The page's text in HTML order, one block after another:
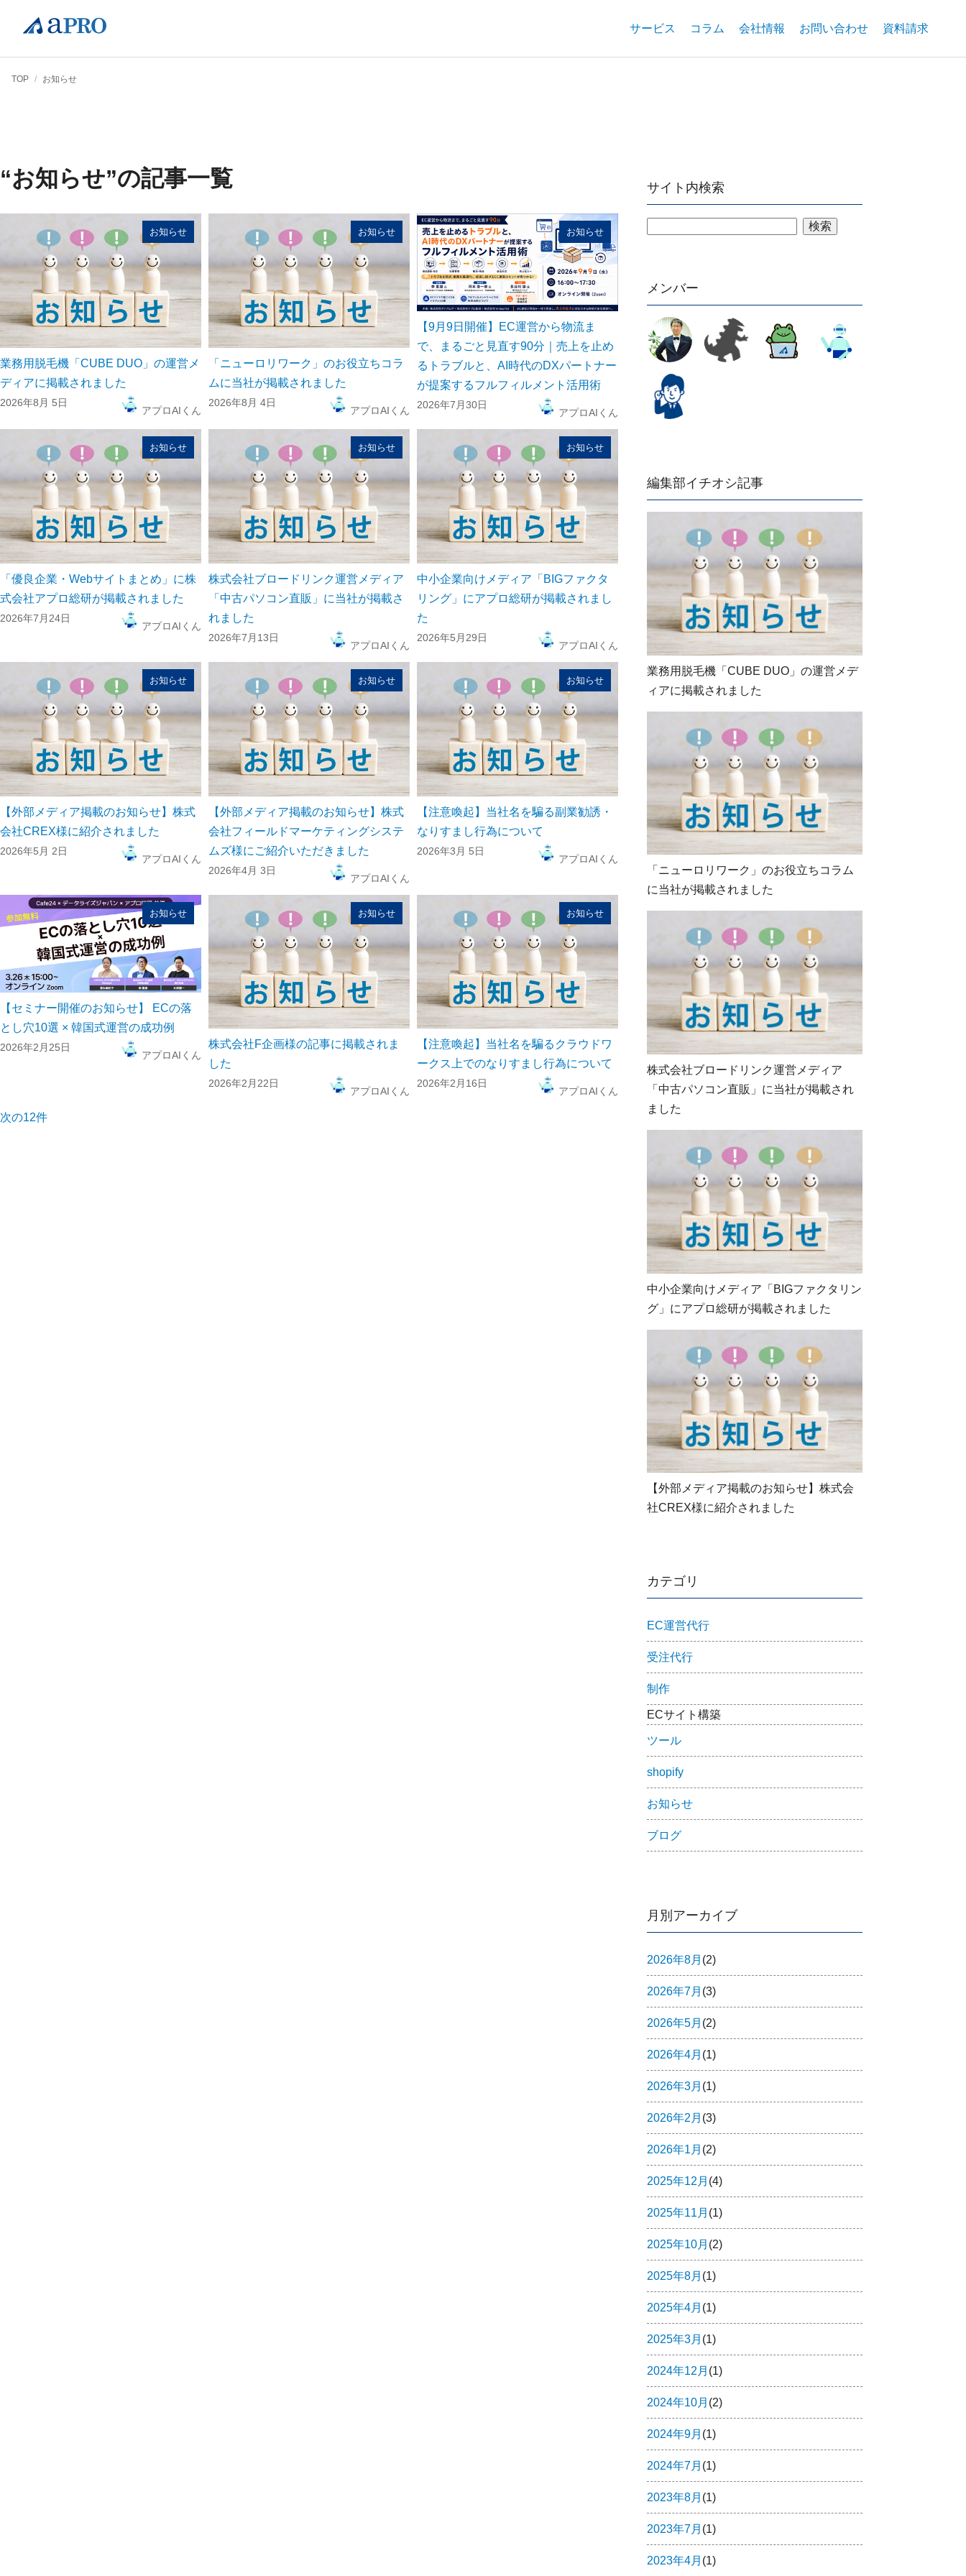
サービス コラム 会社情報 お問い合わせ 資料請求
TOP / お知らせ
“お知らせ”の記事一覧
お知らせ
業務用脱毛機「CUBE DUO」の運営メ
ディアに掲載されました
2026年8月 5日
アプロAIくん
お知らせ
「ニューロリワーク」のお役立ちコラ
ムに当社が掲載されました
2026年8月 4日
アプロAIくん
お知らせ
【9月9日開催】EC運営から物流ま
で、まるごと見直す90分｜売上を止め
るトラブルと、AI時代のDXパートナー
が提案するフルフィルメント活用術
2026年7月30日
アプロAIくん
お知らせ
「優良企業・Webサイトまとめ」に株
式会社アプロ総研が掲載されました
2026年7月24日
アプロAIくん
お知らせ
株式会社ブロードリンク運営メディア
「中古パソコン直販」に当社が掲載さ
れました
2026年7月13日
アプロAIくん
お知らせ
中小企業向けメディア「BIGファクタ
リング」にアプロ総研が掲載されまし
た
2026年5月29日
アプロAIくん
お知らせ
【外部メディア掲載のお知らせ】株式
会社CREX様に紹介されました
2026年5月 2日
アプロAIくん
お知らせ
【外部メディア掲載のお知らせ】株式
会社フィールドマーケティングシステ
ムズ様にご紹介いただきました
2026年4月 3日
アプロAIくん
お知らせ
【注意喚起】当社名を騙る副業勧誘・
なりすまし行為について
2026年3月 5日
アプロAIくん
お知らせ
【セミナー開催のお知らせ】 ECの落
とし穴10選 × 韓国式運営の成功例
2026年2月25日
アプロAIくん
お知らせ
株式会社F企画様の記事に掲載されま
した
2026年2月22日
アプロAIくん
お知らせ
【注意喚起】当社名を騙るクラウドワ
ークス上でのなりすまし行為について
2026年2月16日
アプロAIくん
次の12件
サイト内検索
検索
メンバー
編集部イチオシ記事
業務用脱毛機「CUBE DUO」の運営メデ
ィアに掲載されました
「ニューロリワーク」のお役立ちコラム
に当社が掲載されました
株式会社ブロードリンク運営メディア
「中古パソコン直販」に当社が掲載され
ました
中小企業向けメディア「BIGファクタリン
グ」にアプロ総研が掲載されました
【外部メディア掲載のお知らせ】株式会
社CREX様に紹介されました
カテゴリ
EC運営代行
受注代行
制作
ECサイト構築
ツール
shopify
お知らせ
ブログ
月別アーカイブ
2026年8月 (2)
2026年7月 (3)
2026年5月 (2)
2026年4月 (1)
2026年3月 (1)
2026年2月 (3)
2026年1月 (2)
2025年12月 (4)
2025年11月 (1)
2025年10月 (2)
2025年8月 (1)
2025年4月 (1)
2025年3月 (1)
2024年12月 (1)
2024年10月 (2)
2024年9月 (1)
2024年7月 (1)
2023年8月 (1)
2023年7月 (1)
2023年4月 (1)